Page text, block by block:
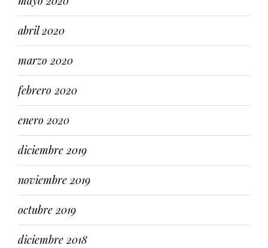
abril 2020
marzo 2020
febrero 2020
enero 2020
diciembre 2019
noviembre 2019
octubre 2019
diciembre 2018